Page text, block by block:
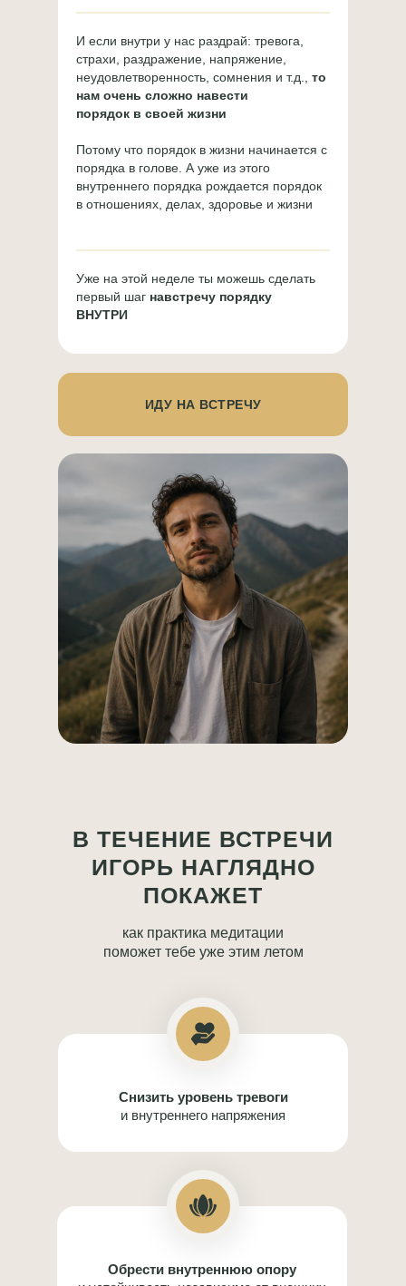
ИДУ НА ВСТРЕЧУ
И если внутри у нас раздрай: тревога,
страхи, раздражение, напряжение,
неудовлетворенность, сомнения и т.д., то
нам очень сложно навести
порядок в своей жизни
Потому что порядок в жизни начинается с
порядка в голове. А уже из этого
внутреннего порядка рождается порядок
в отношениях, делах, здоровье и жизни
Уже на этой неделе ты можешь сделать
первый шаг навстречу порядку
ВНУТРИ
как практика медитации
поможет тебе уже этим летом
В ТЕЧЕНИЕ ВСТРЕЧИ
ИГОРЬ НАГЛЯДНО
ПОКАЖЕТ
Cнизить уровень тревоги
и внутреннего напряжения
Обрести внутреннюю опору
1
2